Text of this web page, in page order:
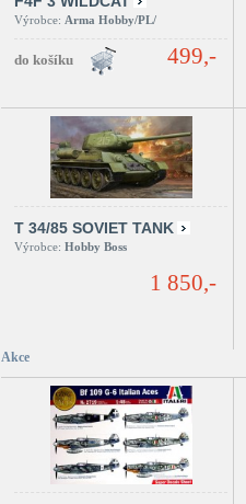
Výrobce: Arma Hobby/PL/
499,-
T 34/85 SOVIET TANK
Výrobce: Hobby Boss
1 850,-
Akce